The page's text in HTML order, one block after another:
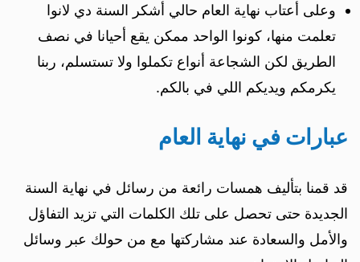
وعلى أعتاب نهاية العام حالي أشكر السنة دي لانوا
تعلمت منها، كونوا الواحد ممكن يقع أحيانا في نصف
الطريق لكن الشجاعة أنواع تكملوا ولا تستسلم، ربنا
يكرمكم ويديكم اللي في بالكم.
عبارات في نهاية العام
قد قمنا بتأليف همسات رائعة من رسائل في نهاية السنة
الجديدة حتى تحصل على تلك الكلمات التي تزيد التفاؤل
والأمل والسعادة عند مشاركتها مع من حولك عبر وسائل